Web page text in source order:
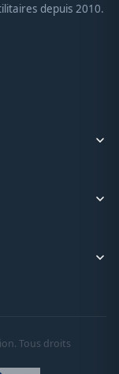
depuis 2010.
Tous droits